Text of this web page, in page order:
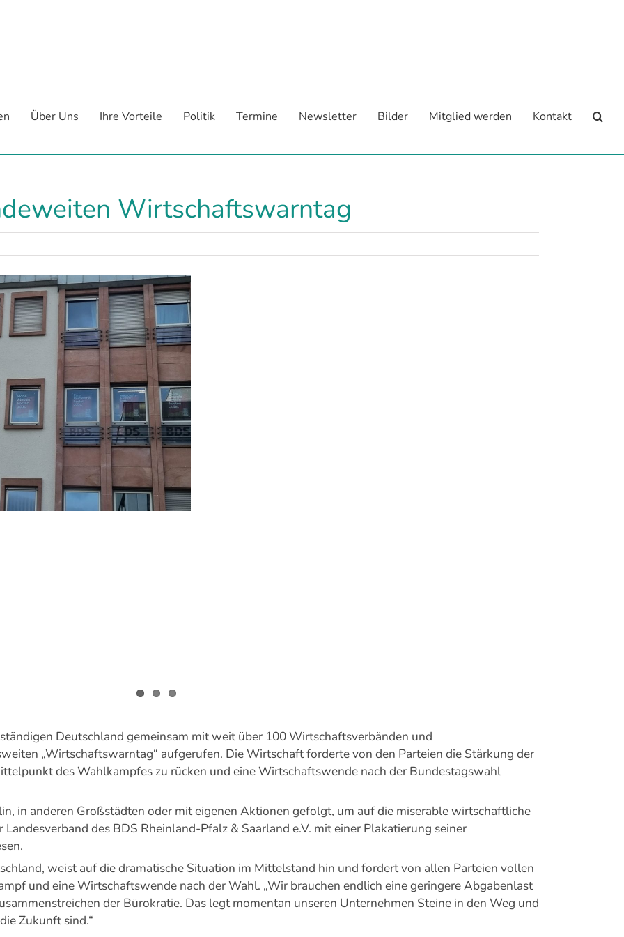
Über Uns Ihre Vorteile Politik Termine Newsletter Bilder Mitglied werden Kontakt
Wirtschaftswarntag
Deutschland gemeinsam mit weit über 100 Wirtschaftsverbänden und
„Wirtschaftswarntag“ aufgerufen. Die Wirtschaft forderte von den Parteien die Stärkung der
des Wahlkampfes zu rücken und eine Wirtschaftswende nach der Bundestagswahl
in anderen Großstädten oder mit eigenen Aktionen gefolgt, um auf die miserable wirtschaftliche
des BDS Rheinland-Pfalz & Saarland e.V. mit einer Plakatierung seiner
weist auf die dramatische Situation im Mittelstand hin und fordert von allen Parteien vollen
und eine Wirtschaftswende nach der Wahl. „Wir brauchen endlich eine geringere Abgabenlast
der Bürokratie. Das legt momentan unseren Unternehmen Steine in den Weg und
Zukunft sind.“